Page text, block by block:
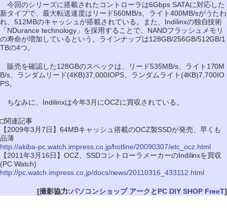
今回のシリーズに搭載されたコントローラは6Gbps SATAに対応した
新タイプで、最大転送速度はリード560MB/s、ライト400MB/sがうたわ
れ、512MBのキャッシュが搭載されている。また、Indilinxの独自技術
「NDurance technology」を採用することで、NANDフラッシュメモリ
の寿命が増加しているという。ラインナップは128GB/256GB/512GB/1
TBの4つ。
販売を確認した128GBのスペックは、リード535MB/s、ライト170M
B/s、ランダムリード(4KB)37,000IOPS、ランダムライト(4KB)7,700IO
PS。
ちなみに、Indilinxは今年3月にOCZに買収されている。
□関連記事
【2009年3月7日】64MBキャッシュ搭載のOCZ製SSDが発売、早くも
品薄
http://akiba-pc.watch.impress.co.jp/hotline/20090307/etc_ocz.html
【2011年3月16日】OCZ、SSDコントローラメーカーのIndilinxを買収
(PC Watch)
http://pc.watch.impress.co.jp/docs/news/20110316_433112.html
[撮影協力:パソコンショップ アーク とPC DIY SHOP FreeT]